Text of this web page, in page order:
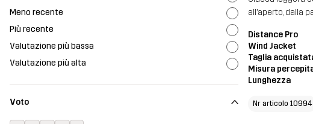
Meno recente
Più recente
Valutazione più bassa
Valutazione più alta
Voto
all’aperto, dalla
Distance Pro
Wind Jacket
Taglia
Misura
Lunghezza
Nr articolo 10994